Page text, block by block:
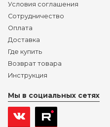
Условия соглашения
Сотрудничество
Оплата
Доставка
Где купить
Возврат товара
Инструкция
Мы в социальных сетях